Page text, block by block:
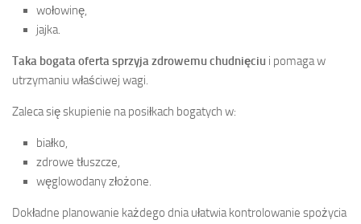
wołowinę,
jajka.
Taka bogata oferta sprzyja zdrowemu chudnięciu i pomaga w
utrzymaniu właściwej wagi.
Zaleca się skupienie na posiłkach bogatych w:
białko,
zdrowe tłuszcze,
węglowodany złożone.
Dokładne planowanie każdego dnia ułatwia kontrolowanie spożycia